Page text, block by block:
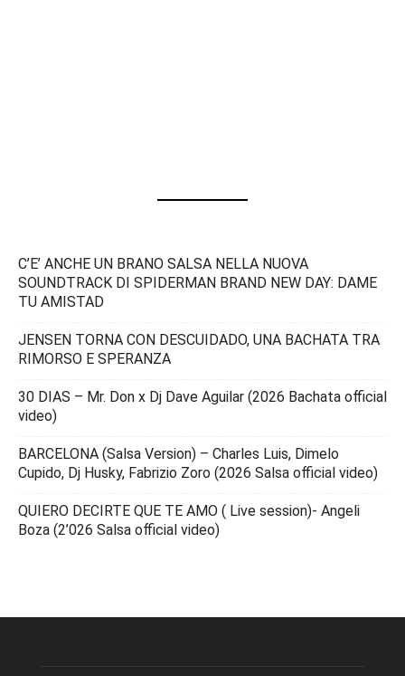
C’E’ ANCHE UN BRANO SALSA NELLA NUOVA
SOUNDTRACK DI SPIDERMAN BRAND NEW DAY: DAME
TU AMISTAD
JENSEN TORNA CON DESCUIDADO, UNA BACHATA TRA
RIMORSO E SPERANZA
30 DIAS – Mr. Don x Dj Dave Aguilar (2026 Bachata official
video)
BARCELONA (Salsa Version) – Charles Luis, Dimelo
Cupido, Dj Husky, Fabrizio Zoro (2026 Salsa official video)
QUIERO DECIRTE QUE TE AMO ( Live session)- Angeli
Boza (2’026 Salsa official video)